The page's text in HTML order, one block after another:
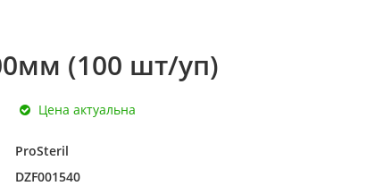
(100 шт/уп)
Цена актуальна
ProSteril
DZF001540